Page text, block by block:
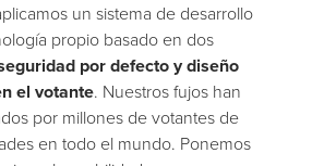
un sistema de desarrollo
propio basado en dos
por defecto y diseño
el votante. Nuestros fujos han
por millones de votantes de
en todo el mundo. Ponemos